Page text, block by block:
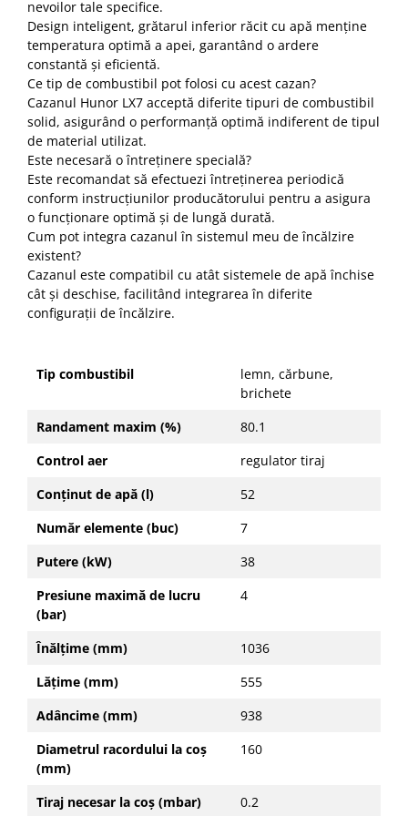
Incalzire clasica in pardoseala
Teava incalzire pardoseala
PLACA NUTURI/TACKER
Grupuri de pompare si amestec
Distribuitoare
Cutii distribuitor
Automatizare
Banda perimetrala
Accesorii
Aditiv Sapa
Pachete incalzire in pardoseala
Pompe de caldura
Termostate de Ambient
Panouri fotovoltaice
Panouri fotovoltaice
Seturi de Dus
Baterii sanitare
pentru dus
Vase wc, capace si rezervoare
Racorduri flexibile de apa
Racorduri flexibile apa
Racord flexibil monocomanda din
Racord flexibil din inox
Racord flexibil monocomanda cu
invelis din cauciuc
Racord flexibil cu invelis din
Accesorii baie
Clapete de actionare
nevoilor tale specifice.
Design inteligent, grătarul inferior răcit cu apă menține
temperatura optimă a apei, garantând o ardere
constantă și eficientă.
Ce tip de combustibil pot folosi cu acest cazan?
Cazanul Hunor LX7 acceptă diferite tipuri de combustibil
solid, asigurând o performanță optimă indiferent de tipul
de material utilizat.
Este necesară o întreținere specială?
Este recomandat să efectuezi întreținerea periodică
conform instrucțiunilor producătorului pentru a asigura
o funcționare optimă și de lungă durată.
Cum pot integra cazanul în sistemul meu de încălzire
existent?
Cazanul este compatibil cu atât sistemele de apă închise
cât și deschise, facilitând integrarea în diferite
configurații de încălzire.
Tip combustibil
lemn, cărbune,
brichete
Randament maxim (%)
80.1
Control aer
regulator tiraj
Conținut de apă (l)
52
Număr elemente (buc)
7
Putere (kW)
38
Presiune maximă de lucru
(bar)
4
Înălțime (mm)
1036
Lățime (mm)
555
Adâncime (mm)
938
Diametrul racordului la coș
(mm)
160
Tiraj necesar la coș (mbar)
0.2